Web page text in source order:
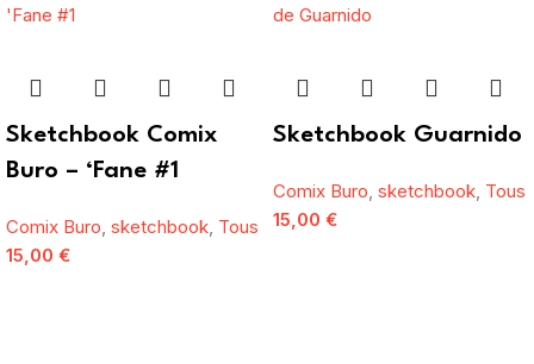
Sketchbook Comix
Buro – ‘Fane #1
Comix Buro, sketchbook, Tous
15,00 €
Sketchbook Guarnido
Comix Buro, sketchbook, Tous
15,00 €